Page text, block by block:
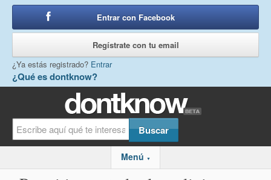
¿Qué es dontknow?
Entrar con Facebook
Regístrate con tu email
¿Ya estás registrado? Entrar
Menú ▼